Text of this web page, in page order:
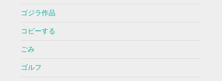
ゴジラ作品
コピーする
ごみ
ゴルフ